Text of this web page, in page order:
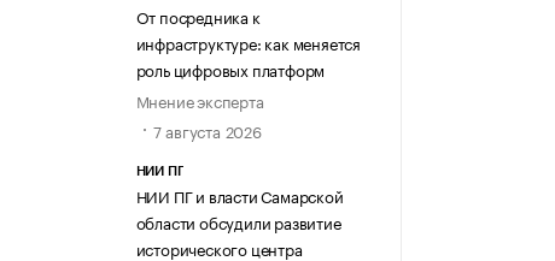
От посредника к
инфраструктуре: как меняется
роль цифровых платформ
Мнение эксперта
7 августа 2026
НИИ ПГ
НИИ ПГ и власти Самарской
области обсудили развитие
исторического центра